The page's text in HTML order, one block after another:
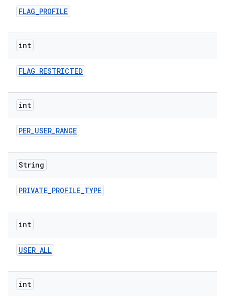
FLAG_PROFILE
int
FLAG_RESTRICTED
int
PER_USER_RANGE
String
PRIVATE_PROFILE_TYPE
int
USER_ALL
int